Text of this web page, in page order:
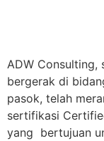
ADW Consulting,
bergerak di
pasok, telah
sertifikasi
yang bertujuan